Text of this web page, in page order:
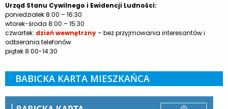
Urząd Stanu Cywilnego i Ewidencji Ludności:
poniedziałek 8:00 – 16:30
wtorek-środa 8:00 – 15:30
czwartek: dzień wewnętrzny– bez przyjmowania interesantów i
odbierania telefonów
piątek 8:00-14:30
BABICKA KARTA MIESZKAŃCA